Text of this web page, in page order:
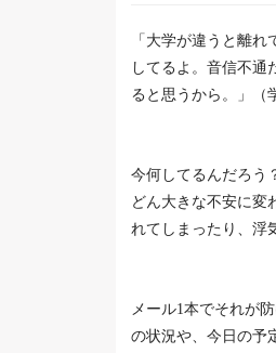
「大学が違うと離
してるよ。音信不通
ると思うから。」（
今何してるんだろう
どん大きな不安に変
れてしまったり、浮
メール1本でそれが
の状況や、今日の予